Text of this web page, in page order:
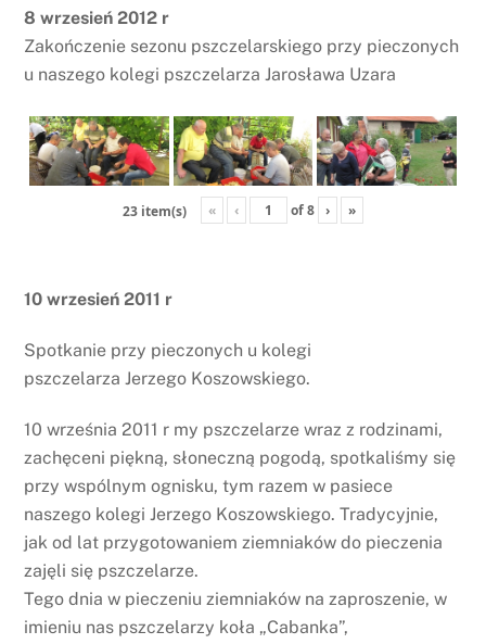
8 wrzesień 2012 r
Zakończenie sezonu pszczelarskiego przy pieczonych
u naszego kolegi pszczelarza Jarosława Uzara
23 item(s) « ‹ of8 › »
10 wrzesień 2011 r
Spotkanie przy pieczonych u kolegi
pszczelarza Jerzego Koszowskiego.
10 września 2011 r my pszczelarze wraz z rodzinami,
zachęceni piękną, słoneczną pogodą, spotkaliśmy się
przy wspólnym ognisku, tym razem w pasiece
naszego kolegi Jerzego Koszowskiego. Tradycyjnie,
jak od lat przygotowaniem ziemniaków do pieczenia
zajęli się pszczelarze.
Tego dnia w pieczeniu ziemniaków na zaproszenie, w
imieniu nas pszczelarzy koła „Cabanka”,